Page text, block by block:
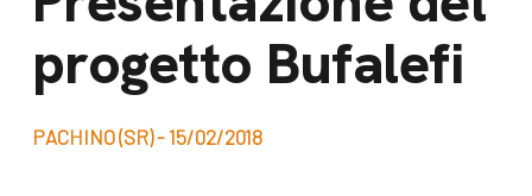
progetto Bufalefi
PACHINO (SR) - 15/02/2018
Lavora con noi
Bilancio di
missione
dal Sud
Campagne